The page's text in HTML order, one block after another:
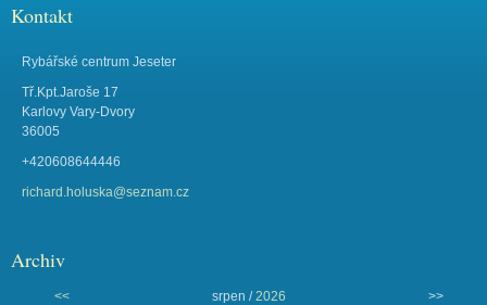
Kontakt
Rybářské centrum Jeseter
Tř.Kpt.Jaroše 17
Karlovy Vary-Dvory
36005
+420608644446
richard.holuska@seznam.cz
Archiv
<< srpen /2026 >>